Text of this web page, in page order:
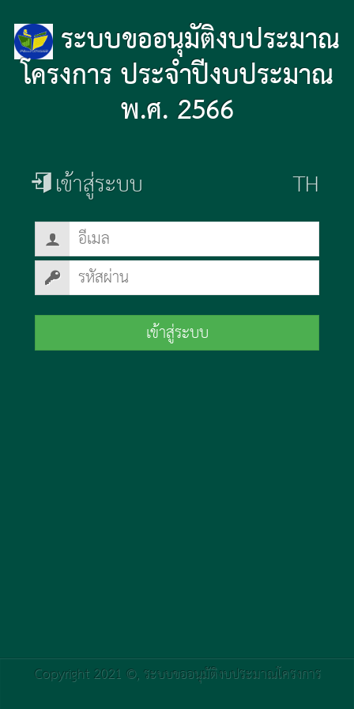
ระบบขออนุมัติงบประมาณ
โครงการ ประจำปีงบประมาณ
พ.ศ. 2566
เข้าสู่ระบบ
เข้าสู่ระบบ
Copyright 2021 ©,ระบบขออนุมัติงบประมาณโครงการ